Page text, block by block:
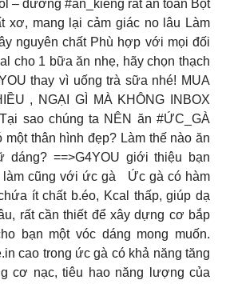
– đường #ăn_kiêng rất an toàn Bột
xơ, mang lại cảm giác no lâu Làm
nguyên chất Phù hợp với mọi đối
cho 1 bữa ăn nhẹ, hãy chọn thạch
thay vì uống trà sữa nhé! MUA
, NGẠI GÌ MÀ KHÔNG INBOX
sao chúng ta NÊN ăn #ỨC_GÀ
một thân hình đẹp? Làm thế nào ăn
dáng? ==>G4YOU giới thiệu bạn
cũng với ức gà
Ức gà có hàm
ít chất b.éo, Kcal thấp, giúp dạ
rất cần thiết để xây dựng cơ bắp
bạn một vóc dáng mong muốn.
cao trong ức gà có khả năng tăng
cơ nạc, tiêu hao năng lượng của